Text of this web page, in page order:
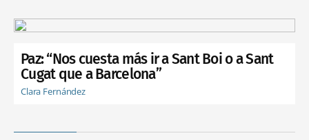
Paz: “Nos cuesta más ir a Sant Boi o a Sant
Cugat que a Barcelona”
Clara Fernández